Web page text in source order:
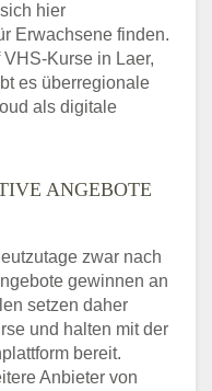
hier
Erwachsene finden.
Kurse in Laer,
es überregionale
als digitale
ANGEBOTE
zwar nach
gewinnen an
setzen daher
und halten mit der
bereit.
Anbieter von